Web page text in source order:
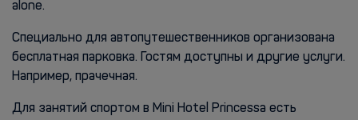
alone.
Специально для автопутешественников организована
бесплатная парковка. Гостям доступны и другие услуги.
Например, прачечная.
Для занятий спортом в Mini Hotel Princessa есть